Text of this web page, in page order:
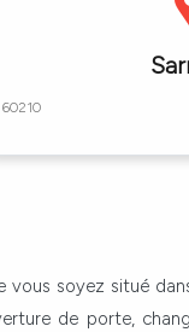
60210
vous soyez situé
de porte,